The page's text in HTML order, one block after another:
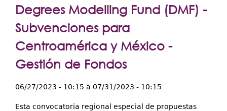
Postgrados
Facultades
Centros Regionales
Degrees Modelling Fund (DMF) -
Subvenciones para
Centroamérica y México -
Gestión de Fondos
06/27/2023 - 10:15 a 07/31/2023 - 10:15
Esta convocatoria regional especial de propuestas